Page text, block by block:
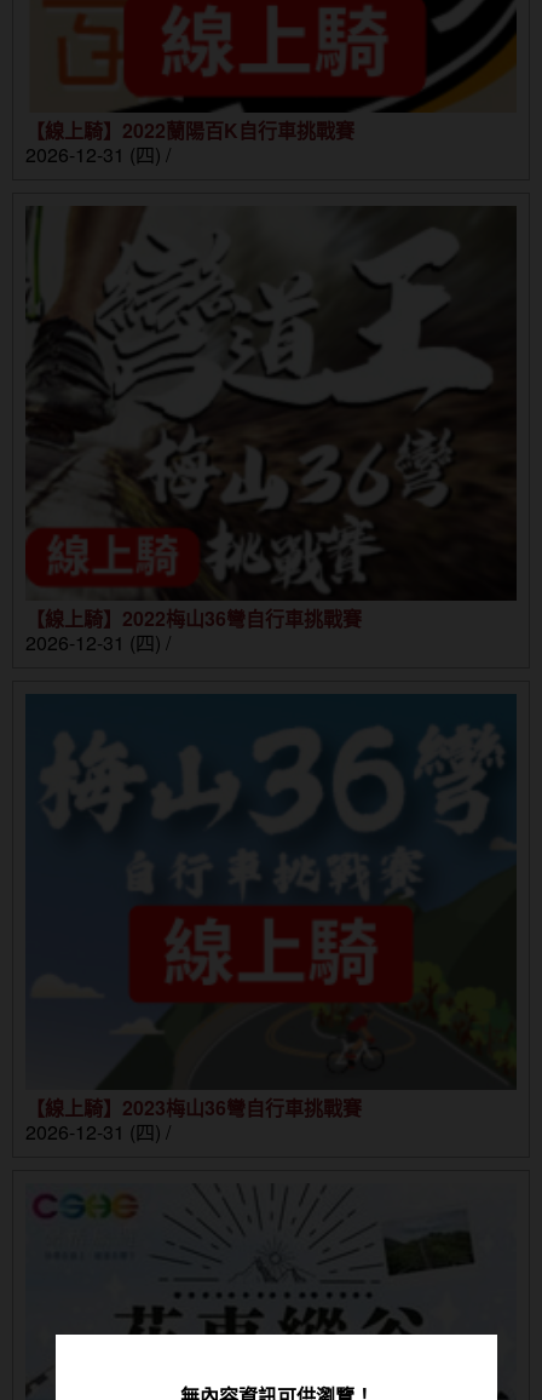
【線上騎】2022蘭陽百K自行車挑戰賽
2026-12-31 (四) /
【線上騎】2022梅山36彎自行車挑戰賽
2026-12-31 (四) /
【線上騎】2023梅山36彎自行車挑戰賽
2026-12-31 (四) /